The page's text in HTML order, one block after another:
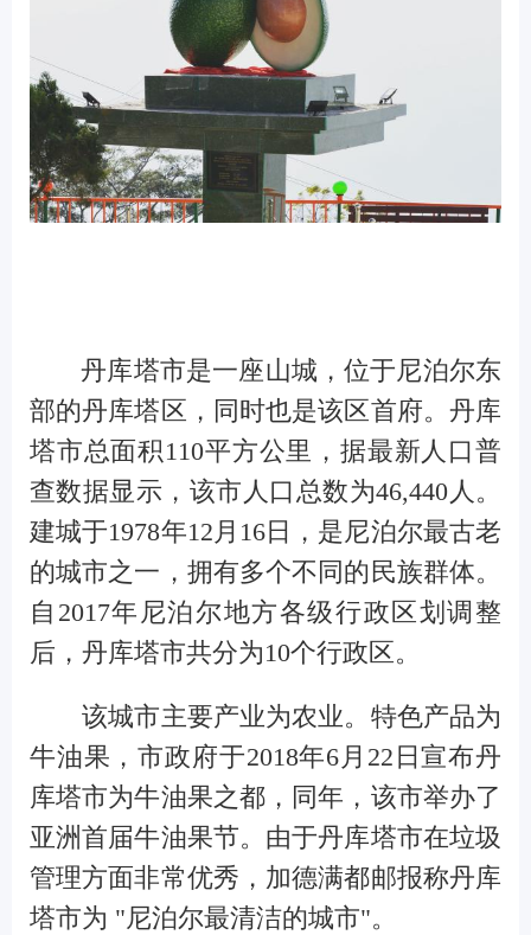
丹库塔市是一座山城，位于尼泊尔东
部的丹库塔区，同时也是该区首府。丹库
塔市总面积110平方公里，据最新人口普
查数据显示，该市人口总数为46,440人。
建城于1978年12月16日，是尼泊尔最古老
的城市之一，拥有多个不同的民族群体。
自2017年尼泊尔地方各级行政区划调整
后，丹库塔市共分为10个行政区。
该城市主要产业为农业。特色产品为
牛油果，市政府于2018年6月22日宣布丹
库塔市为牛油果之都，同年，该市举办了
亚洲首届牛油果节。由于丹库塔市在垃圾
管理方面非常优秀，加德满都邮报称丹库
塔市为 "尼泊尔最清洁的城市"。